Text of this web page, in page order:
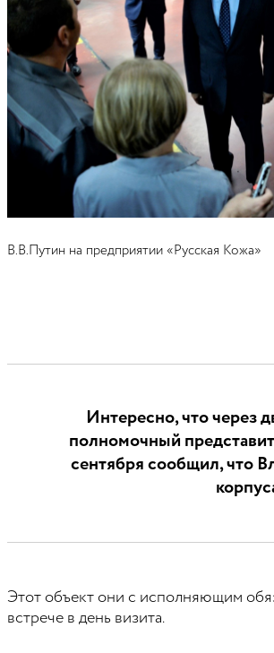
В.В.Путин на предприятии «Русская Кожа»
Интересно, что через
полномочный
сентября сообщил, что
Этот объект они с исполняющим
встрече в день визита.